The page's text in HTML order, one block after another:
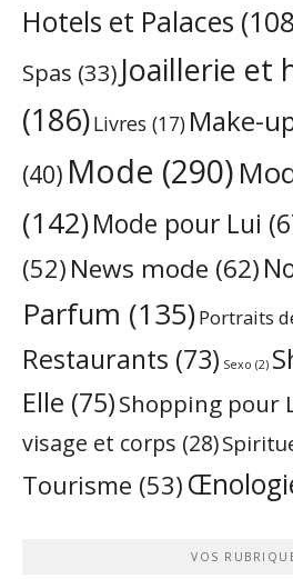
Hotels et Palaces
Spas (33) Joaillerie et
(186)Livres (17) Make-
(40) Mode (290)
(142)Mode pour Lui
(52) News mode (62)
Parfum (135)Portraits
Restaurants (73) Sexo (2)
Elle (75)Shopping pour
visage et corps (28)
Tourisme (53)
VOS